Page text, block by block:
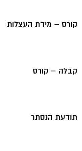
קורס – מידת העצלות
קבלה – קורס
תודעת הנסתר